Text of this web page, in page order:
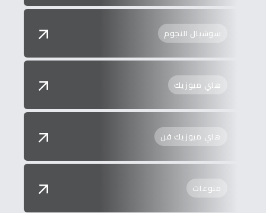
سوشيال النجوم
هاي ميوزيك
هاي ميوزيك فن
منوعات